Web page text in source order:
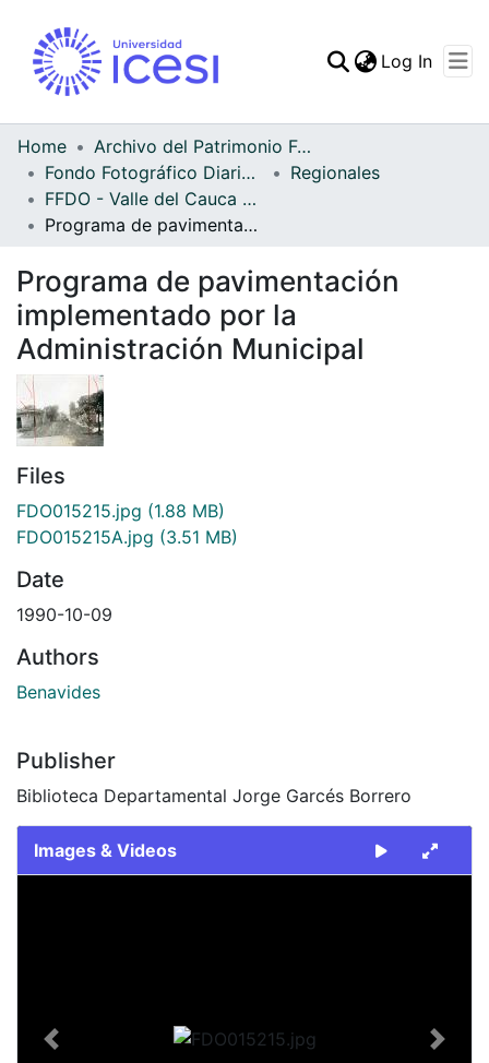
Statistics
Log In
Home
Archivo del Patrimonio Fotográfico y Fílmico del Valle del Cauca
Fondo Fotográfico Diario Occidente
Regionales
FFDO - Valle del Cauca - Patrimonial
Programa de pavimentación implementado por la Administración Municipal
Programa de pavimentación
implementado por la
Administración Municipal
Files
FDO015215.jpg (1.88 MB)
FDO015215A.jpg (3.51 MB)
Date
1990-10-09
Authors
Benavides
Publisher
Biblioteca Departamental Jorge Garcés Borrero
Images & Videos
Previous Next